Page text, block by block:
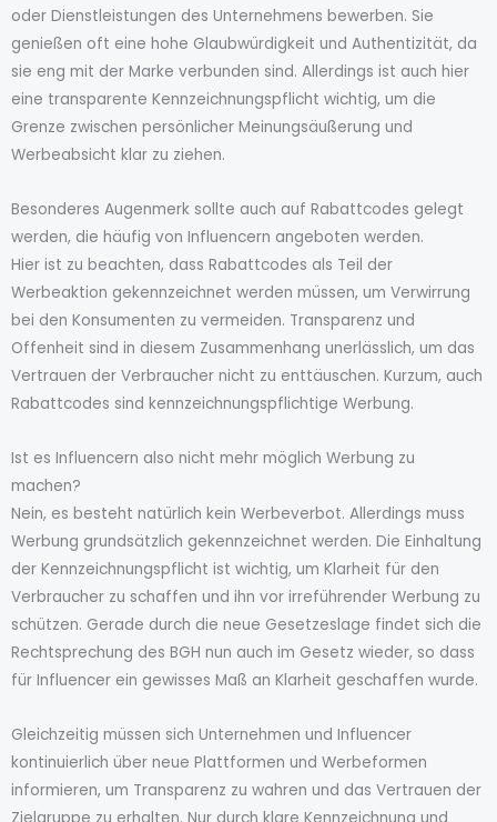
oder Dienstleistungen des Unternehmens bewerben. Sie
genießen oft eine hohe Glaubwürdigkeit und Authentizität, da
sie eng mit der Marke verbunden sind. Allerdings ist auch hier
eine transparente Kennzeichnungspflicht wichtig, um die
Grenze zwischen persönlicher Meinungsäußerung und
Werbeabsicht klar zu ziehen.
Besonderes Augenmerk sollte auch auf Rabattcodes gelegt
werden, die häufig von Influencern angeboten werden.
Hier ist zu beachten, dass Rabattcodes als Teil der
Werbeaktion gekennzeichnet werden müssen, um Verwirrung
bei den Konsumenten zu vermeiden. Transparenz und
Offenheit sind in diesem Zusammenhang unerlässlich, um das
Vertrauen der Verbraucher nicht zu enttäuschen. Kurzum, auch
Rabattcodes sind kennzeichnungspflichtige Werbung.
Ist es Influencern also nicht mehr möglich Werbung zu
machen?
Nein, es besteht natürlich kein Werbeverbot. Allerdings muss
Werbung grundsätzlich gekennzeichnet werden. Die Einhaltung
der Kennzeichnungspflicht ist wichtig, um Klarheit für den
Verbraucher zu schaffen und ihn vor irreführender Werbung zu
schützen. Gerade durch die neue Gesetzeslage findet sich die
Rechtsprechung des BGH nun auch im Gesetz wieder, so dass
für Influencer ein gewisses Maß an Klarheit geschaffen wurde.
Gleichzeitig müssen sich Unternehmen und Influencer
kontinuierlich über neue Plattformen und Werbeformen
informieren, um Transparenz zu wahren und das Vertrauen der
Zielgruppe zu erhalten. Nur durch klare Kennzeichnung und